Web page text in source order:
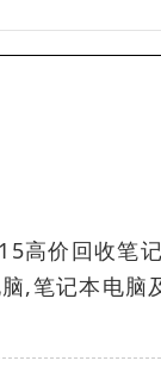
高价回收笔
,笔记本电脑